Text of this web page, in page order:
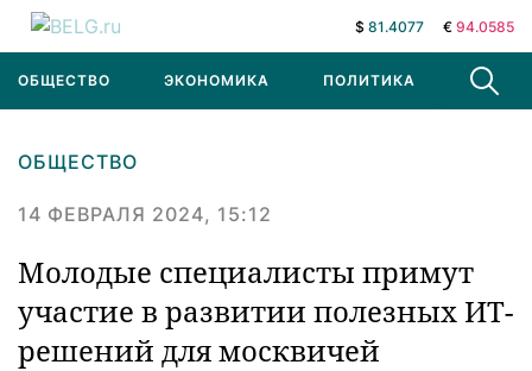
$ 81.4077 € 94.0585
ОБЩЕСТВО ЭКОНОМИКА ПОЛИТИКА В МИРЕ
ОБЩЕСТВО
14 ФЕВРАЛЯ 2024, 15:12
Молодые специалисты примут
участие в развитии полезных ИТ-
решений для москвичей